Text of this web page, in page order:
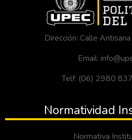
Dirección: Calle
Email:
Telf: (06) 2980
Normatividad
Normativa